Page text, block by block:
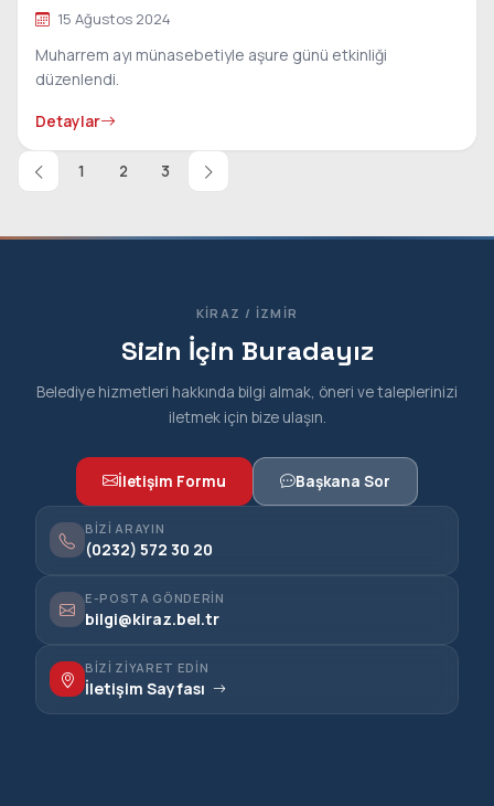
15 Ağustos 2024
Muharrem ayı münasebetiyle aşure günü etkinliği
düzenlendi.
Detaylar
1 2 3
KIRAZ / İZMIR
Sizin İçin Buradayız
Belediye hizmetleri hakkında bilgi almak, öneri ve taleplerinizi
iletmek için bize ulaşın.
İletişim Formu Başkana Sor
BIZI ARAYIN
(0232) 572 30 20
E-POSTA GÖNDERIN
bilgi@kiraz.bel.tr
BIZI ZIYARET EDIN
İletişim Sayfası